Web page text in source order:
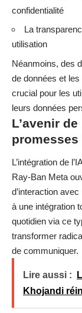
confidentialité
La
utilisation
Néanmoins, des
de données et les
crucial pour les
leurs données
L’avenir
L’intégration de
Ray-Ban Meta
d’interaction
à une intégration
quotidien via ce
transformer
de communiquer.
Lire aussi :
Khojandi